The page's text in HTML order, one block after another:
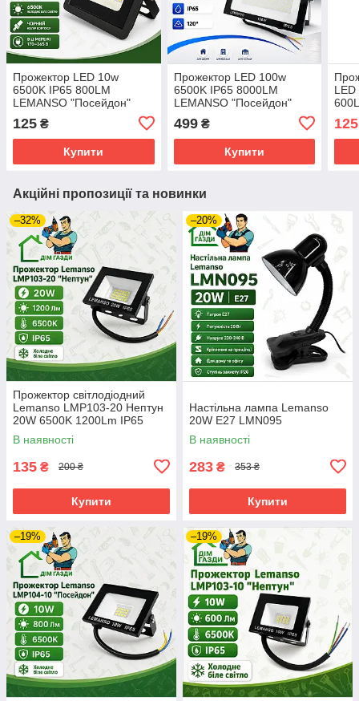
Прожектор LED 10w
6500K IP65 800LM
LEMANSO "Посейдон"
125 ₴
Купити
Прожектор LED 100w
6500K IP65 8000LM
LEMANSO "Посейдон"
499₴
Купити
125
Акційні пропозиції та новинки
–32%
Прожектор світлодіодний
Lemanso LMP103-20 Нептун
20W 6500K 1200Lm IP65
В наявності
135 ₴ 200 ₴
Купити
–20%
Настільна лампа Lemanso
20W E27 LMN095
В наявності
283 ₴ 353 ₴
Купити
–19% –19%